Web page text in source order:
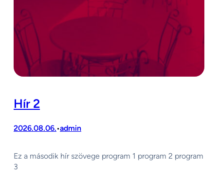
Hír 2
2026.08.06.•admin
Ez a második hír szövege program 1 program 2 program
3